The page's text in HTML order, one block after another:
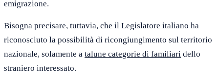
emigrazione.
Bisogna precisare, tuttavia, che il Legislatore italiano ha
riconosciuto la possibilità di ricongiungimento sul territorio
nazionale, solamente a talune categorie di familiari dello
straniero interessato.